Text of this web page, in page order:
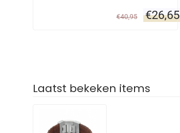
€40,95 €26,65
Laatst bekeken items